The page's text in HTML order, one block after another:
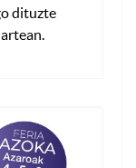
dituzte